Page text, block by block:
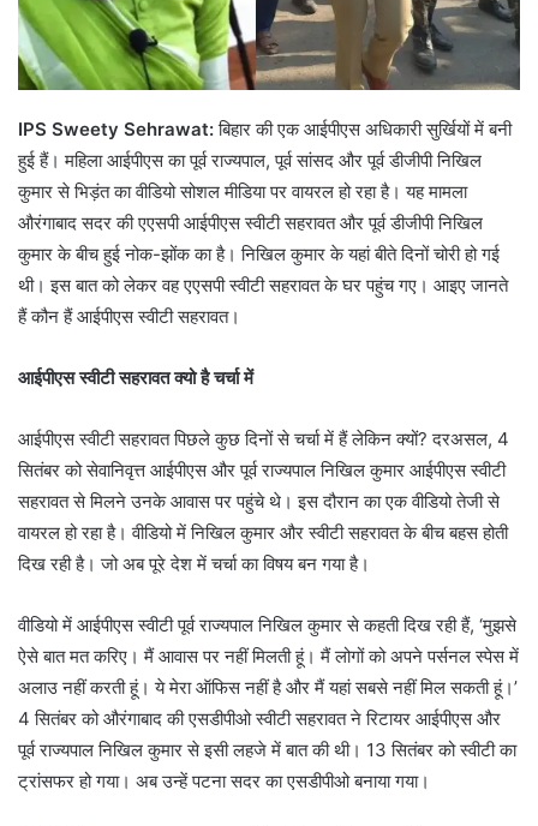
IPS Sweety Sehrawat:बिहार की एक आईपीएस अधिकारी सुर्खियों में बनी
हुई हैं। महिला आईपीएस का पूर्व राज्यपाल, पूर्व सांसद और पूर्व डीजीपी निखिल
कुमार से भिड़ंत का वीडियो सोशल मीडिया पर वायरल हो रहा है। यह मामला
औरंगाबाद सदर की एएसपी आईपीएस स्वीटी सहरावत और पूर्व डीजीपी निखिल
कुमार के बीच हुई नोक-झोंक का है। निखिल कुमार के यहां बीते दिनों चोरी हो गई
थी। इस बात को लेकर वह एएसपी स्वीटी सहरावत के घर पहुंच गए। आइए जानते
हैं कौन हैं आईपीएस स्वीटी सहरावत।
आईपीएस स्वीटी सहरावत क्यो है चर्चा में
आईपीएस स्वीटी सहरावत पिछले कुछ दिनों से चर्चा में हैं लेकिन क्यों? दरअसल, 4
सितंबर को सेवानिवृत्त आईपीएस और पूर्व राज्यपाल निखिल कुमार आईपीएस स्वीटी
सहरावत से मिलने उनके आवास पर पहुंचे थे। इस दौरान का एक वीडियो तेजी से
वायरल हो रहा है। वीडियो में निखिल कुमार और स्वीटी सहरावत के बीच बहस होती
दिख रही है। जो अब पूरे देश में चर्चा का विषय बन गया है।
वीडियो में आईपीएस स्वीटी पूर्व राज्यपाल निखिल कुमार से कहती दिख रही हैं, ‘मुझसे
ऐसे बात मत करिए। मैं आवास पर नहीं मिलती हूं। मैं लोगों को अपने पर्सनल स्पेस में
अलाउ नहीं करती हूं। ये मेरा ऑफिस नहीं है और मैं यहां सबसे नहीं मिल सकती हूं।’
4 सितंबर को औरंगाबाद की एसडीपीओ स्वीटी सहरावत ने रिटायर आईपीएस और
पूर्व राज्यपाल निखिल कुमार से इसी लहजे में बात की थी। 13 सितंबर को स्वीटी का
ट्रांसफर हो गया। अब उन्हें पटना सदर का एसडीपीओ बनाया गया।